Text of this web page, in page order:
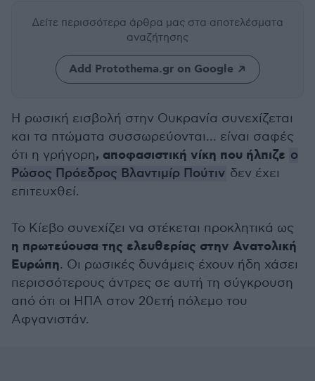
Δείτε περισσότερα άρθρα μας στα αποτελέσματα
αναζήτησης
Add Protothema.gr on Google
Η ρωσική εισβολή στην Ουκρανία συνεχίζεται
και τα πτώματα συσσωρεύονται... είναι σαφές
ότι η γρήγορη, αποφασιστική νίκη που ήλπιζε ο
Ρώσος Πρόεδρος Βλαντιμίρ Πούτιν δεν έχει
επιτευχθεί.
Το Κίεβο συνεχίζει να στέκεται προκλητικά ως
η πρωτεύουσα της ελευθερίας στην Ανατολική
Ευρώπη. Οι ρωσικές δυνάμεις έχουν ήδη χάσει
περισσότερους άντρες σε αυτή τη σύγκρουση
από ότι οι ΗΠΑ στον 20ετή πόλεμο του
Αφγανιστάν.